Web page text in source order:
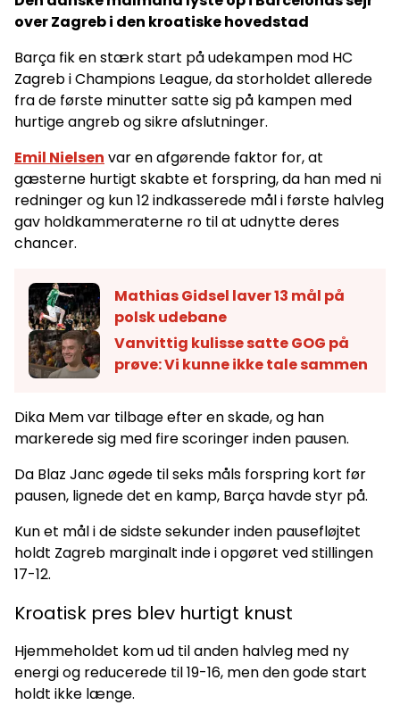
over Zagreb i den kroatiske hovedstad
Barça fik en stærk start på udekampen mod HC
Zagreb i Champions League, da storholdet allerede
fra de første minutter satte sig på kampen med
hurtige angreb og sikre afslutninger.
Emil Nielsen var en afgørende faktor for, at
gæsterne hurtigt skabte et forspring, da han med ni
redninger og kun 12 indkasserede mål i første halvleg
gav holdkammeraterne ro til at udnytte deres
chancer.
Mathias Gidsel laver 13 mål på
polsk udebane
Vanvittig kulisse satte GOG på
prøve: Vi kunne ikke tale sammen
Dika Mem var tilbage efter en skade, og han
markerede sig med fire scoringer inden pausen.
Da Blaz Janc øgede til seks måls forspring kort før
pausen, lignede det en kamp, Barça havde styr på.
Kun et mål i de sidste sekunder inden pausefløjtet
holdt Zagreb marginalt inde i opgøret ved stillingen
17-12.
Kroatisk pres blev hurtigt knust
Hjemmeholdet kom ud til anden halvleg med ny
energi og reducerede til 19-16, men den gode start
holdt ikke længe.